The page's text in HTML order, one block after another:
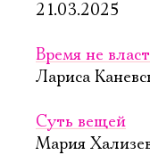
21.03.2025
Время не
Лариса
Суть вещей
Мария